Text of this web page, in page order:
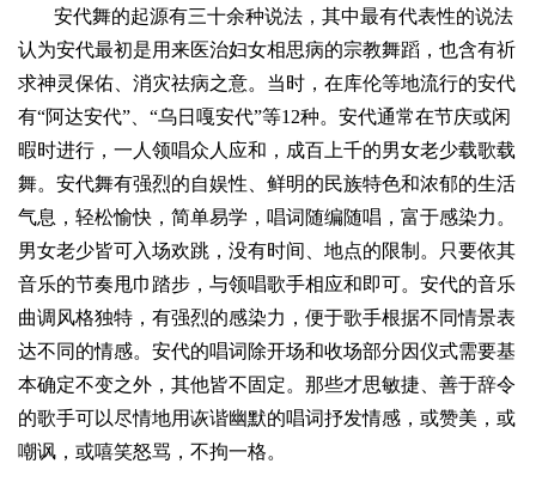
安代舞的起源有三十余种说法，其中最有代表性的说法
认为安代最初是用来医治妇女相思病的宗教舞蹈，也含有祈
求神灵保佑、消灾祛病之意。当时，在库伦等地流行的安代
有“阿达安代”、“乌日嘎安代”等12种。安代通常在节庆或闲
暇时进行，一人领唱众人应和，成百上千的男女老少载歌载
舞。安代舞有强烈的自娱性、鲜明的民族特色和浓郁的生活
气息，轻松愉快，简单易学，唱词随编随唱，富于感染力。
男女老少皆可入场欢跳，没有时间、地点的限制。只要依其
音乐的节奏甩巾踏步，与领唱歌手相应和即可。安代的音乐
曲调风格独特，有强烈的感染力，便于歌手根据不同情景表
达不同的情感。安代的唱词除开场和收场部分因仪式需要基
本确定不变之外，其他皆不固定。那些才思敏捷、善于辞令
的歌手可以尽情地用诙谐幽默的唱词抒发情感，或赞美，或
嘲讽，或嘻笑怒骂，不拘一格。